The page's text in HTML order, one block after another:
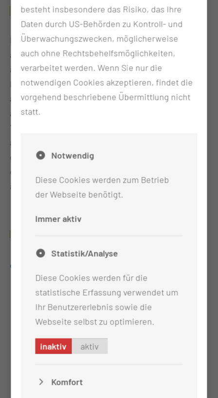
ABSTRACT
In this short paper, we introduce an R/Shiny
application, which helps evolving quality monitoring
at the Data Integration Center Transfer Offices.
Developed at the Thiem-Research GmbH our
application offers an intuitive interface for
assessing quality monitoring across a database of a
Transfer Office providing minimum standard data
and metadata to document. The shiny application
computes interactive visualizations for
comprehensive data exploration and detecting
anomalies, ensuring data quality control.
besteht insbesondere das Risiko, das Ihre
Daten durch US-Behörden zu Kontroll- und
Überwachungszwecken, möglicherweise
auch ohne Rechtsbehelfsmöglichkeiten,
verarbeitet werden. Wenn Sie nur die
notwendigen Cookies akzeptieren, findet die
vorgehend beschriebene Übermittlung nicht
statt.
Notwendig
Diese Cookies werden zum Betrieb
der Webseite benötigt.
Immer aktiv
Statistik/Analyse
Diese Cookies werden für die
statistische Erfassung verwendet um
Ihr Benutzererlebnis sowie die
Webseite selbst zu optimieren.
inaktiv aktiv
Komfort